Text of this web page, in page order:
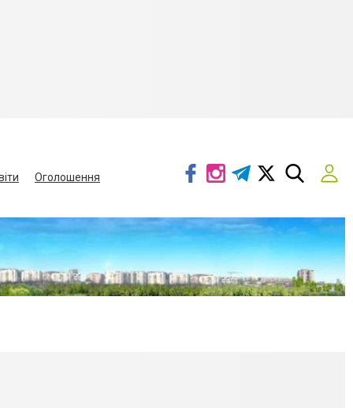
Оголошення